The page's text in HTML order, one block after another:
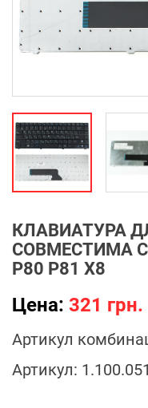
КЛАВИАТУРА
СОВМЕСТИМА
P80 P81 X8
Цена: 321 грн.
Артикул
Артикул: